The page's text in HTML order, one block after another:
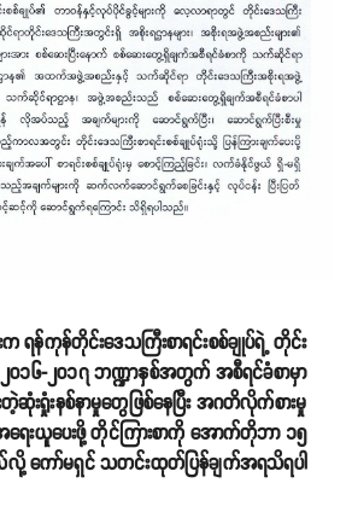
န်ကုန်တိုင်းဒေသကြီးစာရင်းစစ်ချုပ်ရဲ့ တိုင်း
၆-၂၀၁၇ ဘဏ္ဍာနှစ်အတွက် အစီရင်ခံစာမှာ
းရှုံးနစ်နာမှုတွေဖြစ်နေပြီး အဂတိလိုက်စားမှု
ေးယူပေးဖို့ တိုင်ကြားစာကို အောက်တိုဘာ ၁၅
ကော်မရှင် သတင်းထုတ်ပြန်ချက်အရသိရပါ